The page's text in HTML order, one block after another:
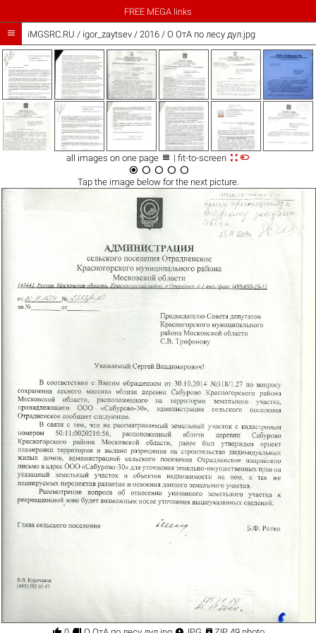
FREE MEGA links
 iMGSRC.RU / igor_zaytsev/ 2016 / О ОтА по лесу дул.jpg
all images on one page  | fit-to-screen 
    
Tap the imagebelow for the next picture.